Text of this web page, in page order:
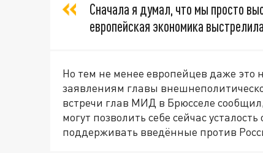
Сначала я думал, что мы просто
европейская экономика
Но тем не менее европейцев даже это
заявлениям главы
встречи глав МИД в Брюсселе
могут позволить себе сейчас
поддерживать введённые против